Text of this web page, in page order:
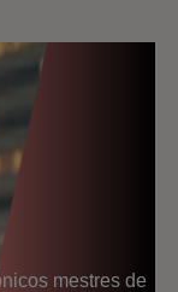
mestres de